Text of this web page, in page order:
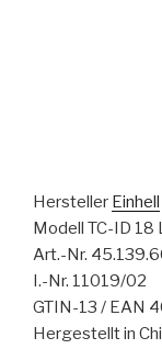
Hersteller Einhell
Modell TC-ID 18
Art.-Nr.
I.-Nr. 11019/02
GTIN-13 / EAN
Hergestellt in